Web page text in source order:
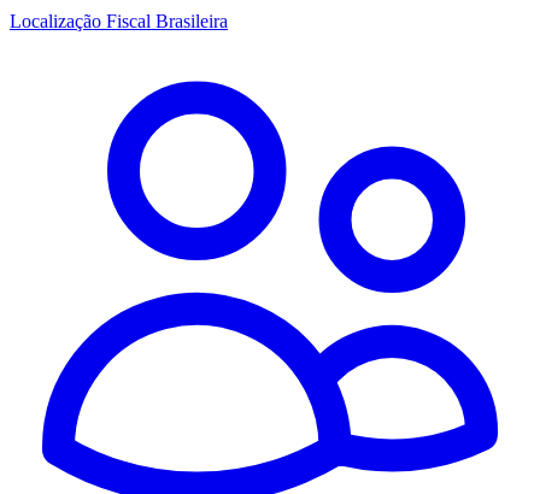
Localização Fiscal Brasileira